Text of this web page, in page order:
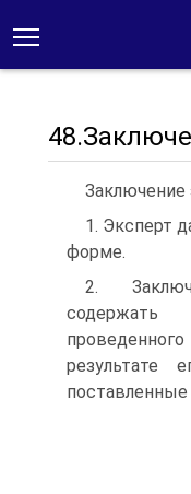
Заключение
1. Эксперт
форме.
2.